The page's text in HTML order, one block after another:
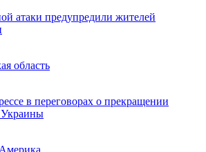
атаки предупредили жителей
область
в переговорах о прекращении
Украины